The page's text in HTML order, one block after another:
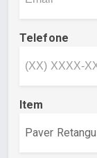
Telefone
Item